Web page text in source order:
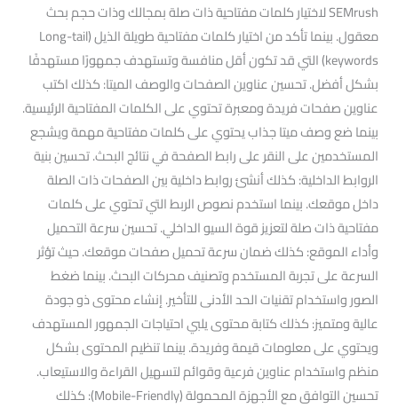
SEMrush لاختيار كلمات مفتاحية ذات صلة بمجالك وذات حجم بحث
معقول. بينما تأكد من اختيار كلمات مفتاحية طويلة الذيل (Long-tail
keywords) التي قد تكون أقل منافسة وتستهدف جمهورًا مستهدفًا
بشكل أفضل. تحسين عناوين الصفحات والوصف الميتا: كذلك اكتب
عناوين صفحات فريدة ومعبرة تحتوي على الكلمات المفتاحية الرئيسية.
بينما ضع وصف ميتا جذاب يحتوي على كلمات مفتاحية مهمة ويشجع
المستخدمين على النقر على رابط الصفحة في نتائج البحث. تحسين بنية
الروابط الداخلية: كذلك أنشئ روابط داخلية بين الصفحات ذات الصلة
داخل موقعك. بينما استخدم نصوص الربط التي تحتوي على كلمات
مفتاحية ذات صلة لتعزيز قوة السيو الداخلي. تحسين سرعة التحميل
وأداء الموقع: كذلك ضمان سرعة تحميل صفحات موقعك. حيث تؤثر
السرعة على تجربة المستخدم وتصنيف محركات البحث. بينما ضغط
الصور واستخدام تقنيات الحد الأدنى للتأخير. إنشاء محتوى ذو جودة
عالية ومتميز: كذلك كتابة محتوى يلبي احتياجات الجمهور المستهدف
ويحتوي على معلومات قيمة وفريدة. بينما تنظيم المحتوى بشكل
منظم واستخدام عناوين فرعية وقوائم لتسهيل القراءة والاستيعاب.
تحسين التوافق مع الأجهزة المحمولة (Mobile-Friendly): كذلك